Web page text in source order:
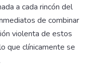
a cada rincón del
de combinar
violenta de estos
que clínicamente se